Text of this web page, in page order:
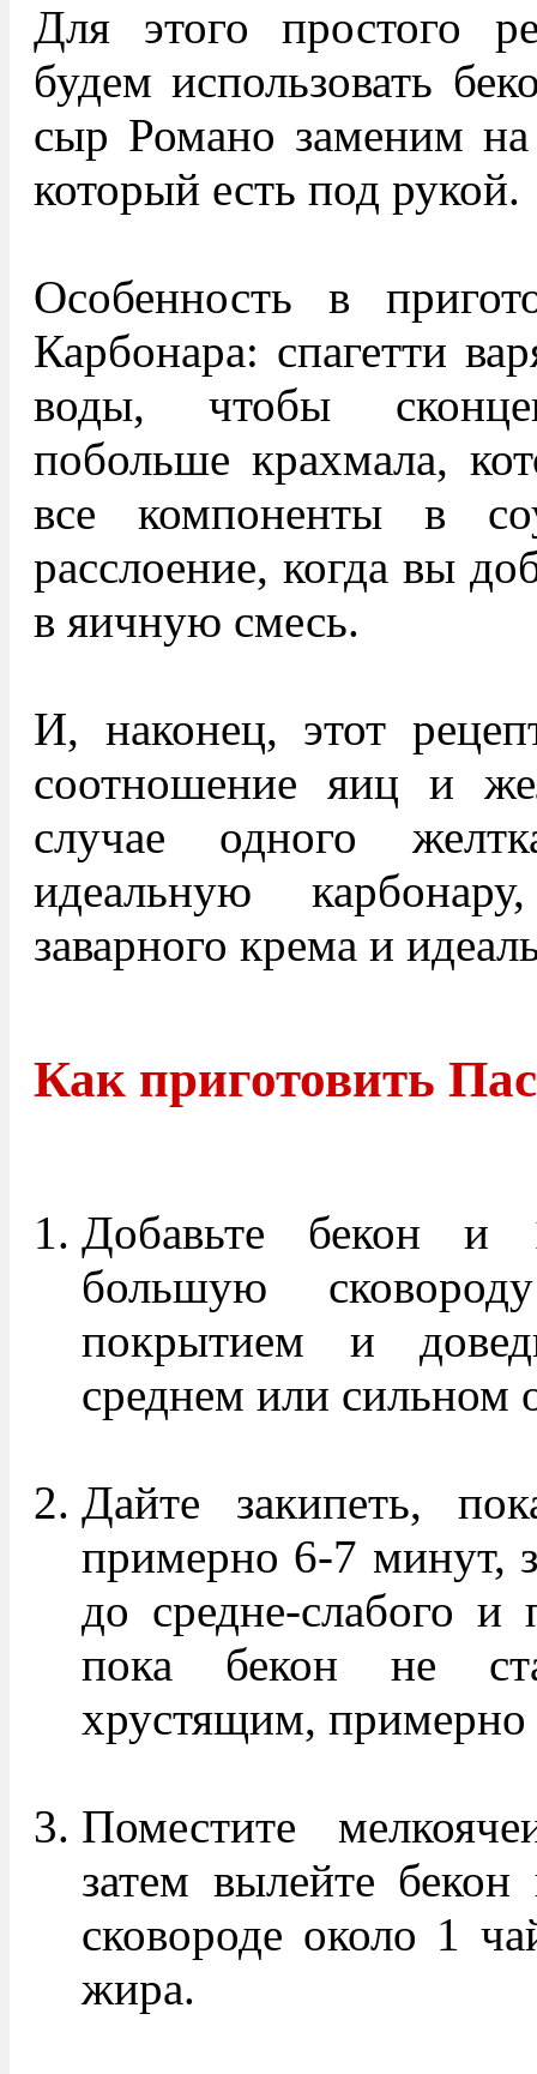
Для этого простого
будем использовать
сыр Романо заменим
который есть под рукой.
Особенность в
Карбонара: спагетти
воды, чтобы
побольше крахмала,
все компоненты в
расслоение, когда вы
в яичную смесь.
И, наконец, этот
соотношение яиц и
случае одного
идеальную
заварного крема и
Как приготовить
Добавьте бекон и
большую
покрытием и
среднем или сильном
Дайте закипеть,
примерно 6-7 минут,
до средне-слабого и
пока бекон не
хрустящим,
Поместите
затем вылейте
сковороде около 1
жира.